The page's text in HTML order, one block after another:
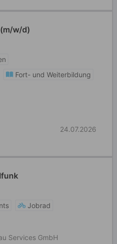
w/d)
Fort- und Weiterbildung
24.07.2026
Jobrad
Services GmbH